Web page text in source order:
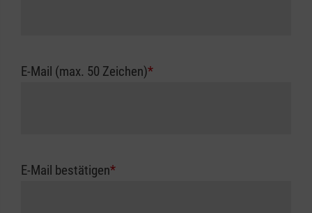
E-Mail (max. 50 Zeichen)*
E-Mail bestätigen*